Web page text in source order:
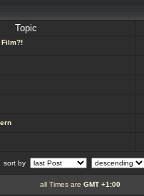
Topic
Film?!
sort by
all Times are GMT +1:00